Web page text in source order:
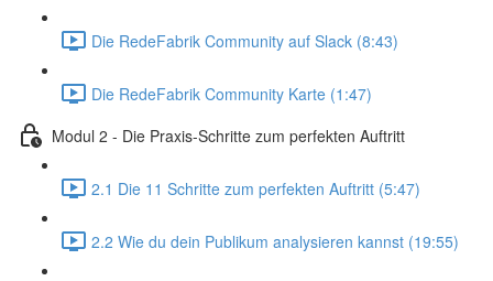
Die RedeFabrik Community auf Slack (8:43)
Die RedeFabrik Community Karte (1:47)
Modul 2 - Die Praxis-Schritte zum perfekten Auftritt
2.1 Die 11 Schritte zum perfekten Auftritt (5:47)
2.2 Wie du dein Publikum analysieren kannst (19:55)